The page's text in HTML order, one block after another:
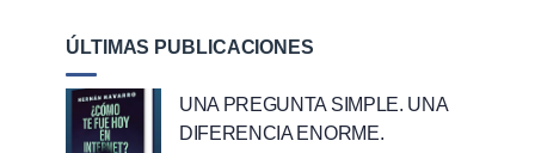
ÚLTIMAS PUBLICACIONES
UNA PREGUNTA SIMPLE. UNA
DIFERENCIA ENORME.